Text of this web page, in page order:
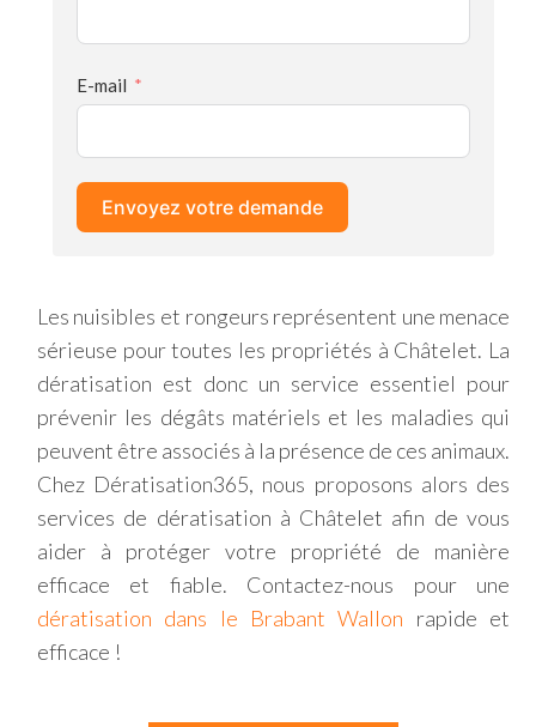
E-mail
Envoyez votre demande
Les nuisibles et rongeurs représentent une menace
sérieuse pour toutes les propriétés à Châtelet. La
dératisation est donc un service essentiel pour
prévenir les dégâts matériels et les maladies qui
peuvent être associés à la présence de ces animaux.
Chez Dératisation365, nous proposons alors des
services de dératisation à Châtelet afin de vous
aider à protéger votre propriété de manière
efficace et fiable. Contactez-nous pour une
dératisation dans le Brabant Wallon rapide et
efficace !